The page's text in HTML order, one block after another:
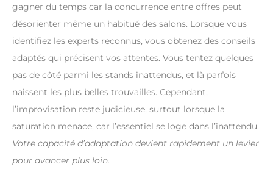
gagner du temps car la concurrence entre offres peut
désorienter même un habitué des salons. Lorsque vous
identifiez les experts reconnus, vous obtenez des conseils
adaptés qui précisent vos attentes. Vous tentez quelques
pas de côté parmi les stands inattendus, et là parfois
naissent les plus belles trouvailles. Cependant,
l’improvisation reste judicieuse, surtout lorsque la
saturation menace, car l’essentiel se loge dans l’inattendu.
Votre capacité d’adaptation devient rapidement un levier
pour avancer plus loin.